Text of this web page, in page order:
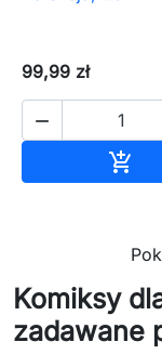
99,99 zł


Komiksy
zadawane